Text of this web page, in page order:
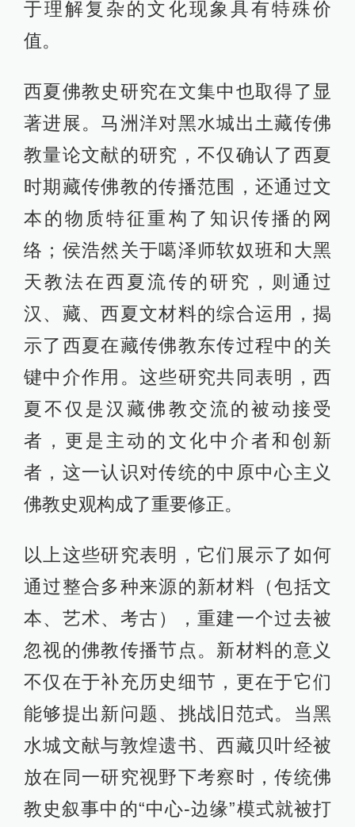
于理解复杂的文化现象具有特殊价
值。
西夏佛教史研究在文集中也取得了显
著进展。马洲洋对黑水城出土藏传佛
教量论文献的研究，不仅确认了西夏
时期藏传佛教的传播范围，还通过文
本的物质特征重构了知识传播的网
络；侯浩然关于噶泽师软奴班和大黑
天教法在西夏流传的研究，则通过
汉、藏、西夏文材料的综合运用，揭
示了西夏在藏传佛教东传过程中的关
键中介作用。这些研究共同表明，西
夏不仅是汉藏佛教交流的被动接受
者，更是主动的文化中介者和创新
者，这一认识对传统的中原中心主义
佛教史观构成了重要修正。
以上这些研究表明，它们展示了如何
通过整合多种来源的新材料（包括文
本、艺术、考古），重建一个过去被
忽视的佛教传播节点。新材料的意义
不仅在于补充历史细节，更在于它们
能够提出新问题、挑战旧范式。当黑
水城文献与敦煌遗书、西藏贝叶经被
放在同一研究视野下考察时，传统佛
教史叙事中的“中心-边缘”模式就被打